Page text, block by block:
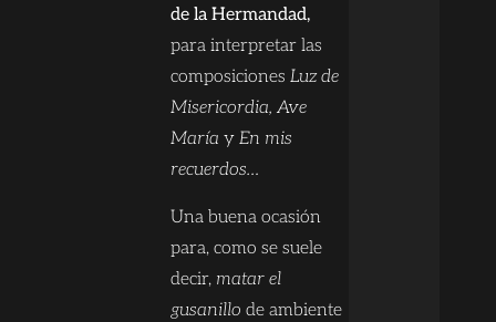
de la Hermandad,
para interpretar las
composicionesLuz de
Misericordia, Ave
María yEn mis
recuerdos…
Una buena ocasión
para, como se suele
decir, matar el
gusanillo de ambiente